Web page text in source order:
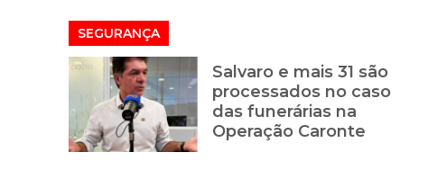
SEGURANÇA
Salvaro e mais 31 são
processados no caso
das funerárias na
Operação Caronte